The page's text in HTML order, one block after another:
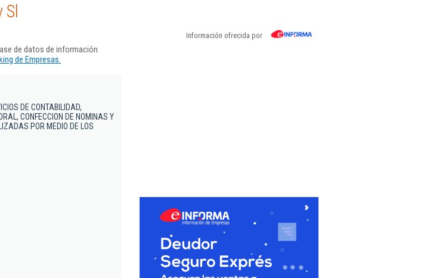
Sl
Información ofrecida por
de datos de información
de Empresas.
DE CONTABILIDAD,
CONFECCION DE NOMINAS Y
POR MEDIO DE LOS